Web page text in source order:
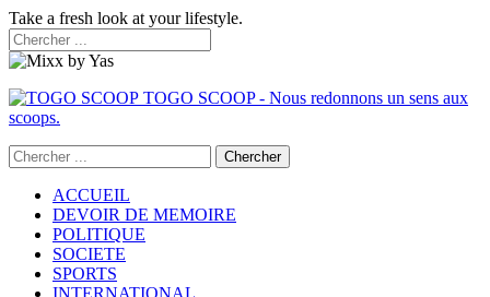
Take a fresh look at your lifestyle.
TOGO SCOOP - Nous redonnons un sens aux
scoops.
ACCUEIL
DEVOIR DE MEMOIRE
POLITIQUE
SOCIETE
SPORTS
INTERNATIONAL